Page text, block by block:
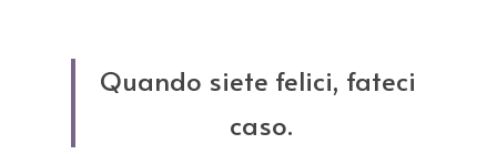
Quando siete felici, fateci
caso.